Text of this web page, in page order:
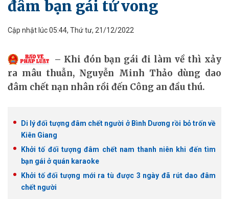
đâm bạn gái tử vong
Cập nhật lúc 05:44, Thứ tư, 21/12/2022
Khi đón bạn gái đi làm về thì xảy
ra mâu thuẫn, Nguyễn Minh Thảo dùng dao
đâm chết nạn nhân rồi đến Công an đầu thú.
Di lý đối tượng đâm chết người ở Bình Dương rồi bỏ trốn về
Kiên Giang
Khởi tố đối tượng đâm chết nam thanh niên khi đến tìm
bạn gái ở quán karaoke
Khởi tố đối tượng mới ra tù được 3 ngày đã rút dao đâm
chết người